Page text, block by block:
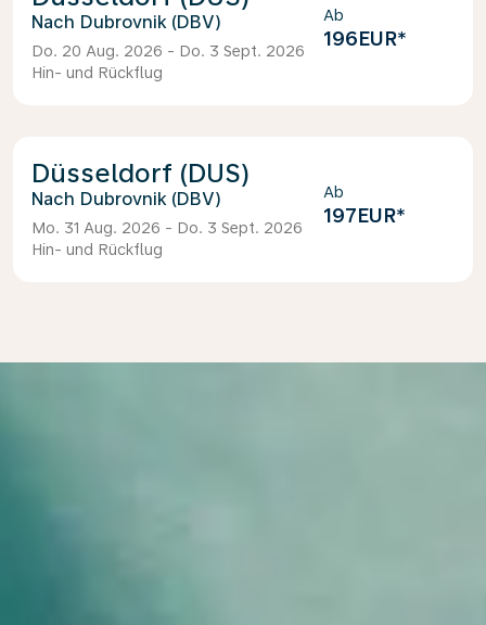
Dubrovnik (DBV)
Do. 20 Aug. 2026 - Do. 3 Sept. 2026
Hin- und Rückflug
Ab
196EUR*
Düsseldorf (DUS)
Dubrovnik (DBV)
Mo. 31 Aug. 2026 - Do. 3 Sept. 2026
Hin- und Rückflug
Ab
197EUR*